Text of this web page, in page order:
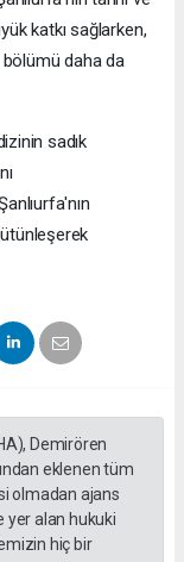
katkı sağlarken,
bölümü daha da
sadık
Demirören
eklenen tüm
olmadan ajans
yer alan hukuki
hiç bir